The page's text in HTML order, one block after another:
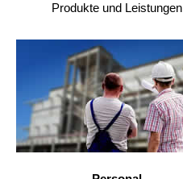
Produkte und Leistungen